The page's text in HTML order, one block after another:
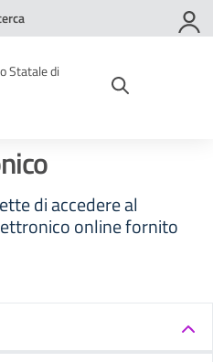
Statale di
di accedere al
online fornito